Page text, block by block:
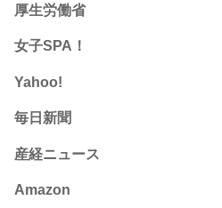
厚生労働省
女子SPA！
Yahoo!
毎日新聞
産経ニュース
Amazon